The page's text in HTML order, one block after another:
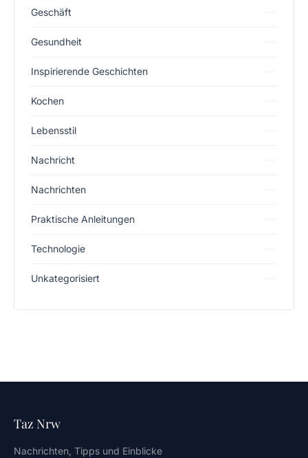
Geschäft
Gesundheit
Inspirierende Geschichten
Kochen
Lebensstil
Nachricht
Nachrichten
Praktische Anleitungen
Technologie
Unkategorisiert
Taz Nrw
Nachrichten, Tipps und Einblicke